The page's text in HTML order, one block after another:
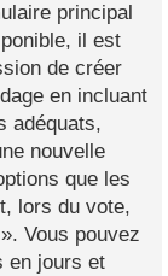
principal
il est
de créer
en incluant
adéquats,
nouvelle
que les
lors du vote,
Vous pouvez
en jours et